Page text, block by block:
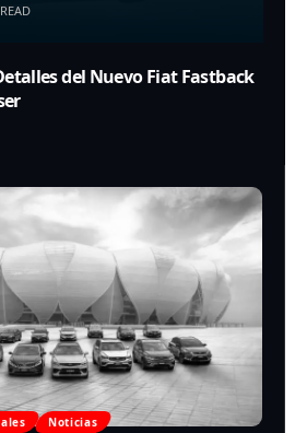
del Nuevo Fiat Fastback
Noticias